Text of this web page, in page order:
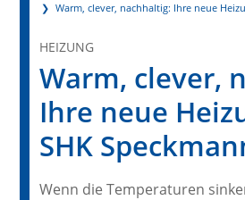
Warm, clever, nachhaltig: Ihre neue
HEIZUNG
Warm, clever,
Ihre neue
SHK
Wenn die Temperaturen